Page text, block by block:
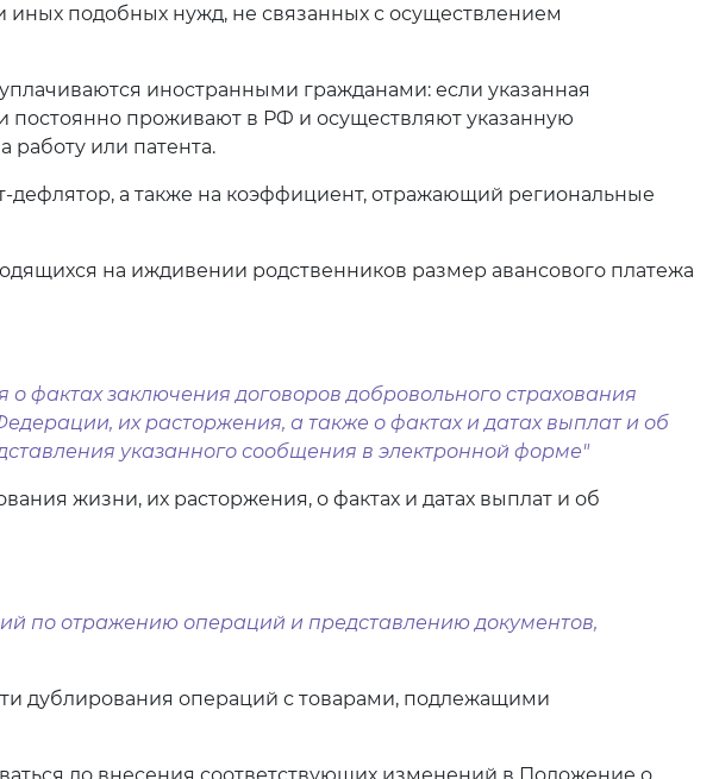
подобных нужд, не связанных с осуществлением
иностранными гражданами: если указанная
постоянно проживают в РФ и осуществляют указанную
работу или патента.
а также на коэффициент, отражающий региональные
на иждивении родственников размер авансового платежа
фактах заключения договоров добровольного страхования
их расторжения, а также о фактах и датах выплат и об
указанного сообщения в электронной форме"
жизни, их расторжения, о фактах и датах выплат и об
по отражению операций и представлению документов,
дублирования операций с товарами, подлежащими
до внесения соответствующих изменений в Положение о